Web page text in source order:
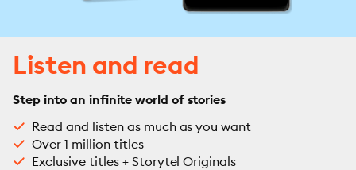
Listen and read
Step into an infinite world of stories
Read and listen as much as you want
Over 1 million titles
Exclusive titles + Storytel Originals